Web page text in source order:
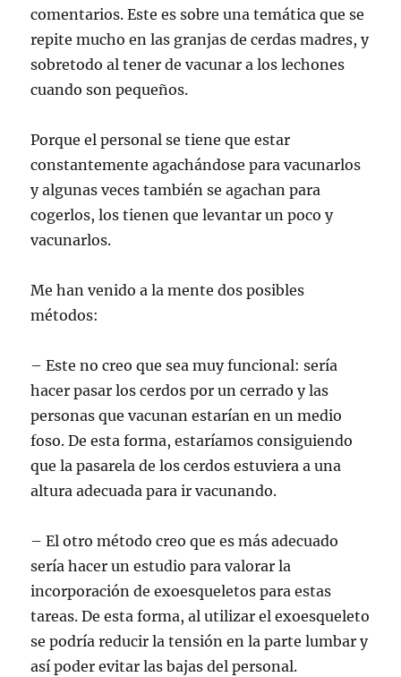
cancerígenos.
comentarios. Este es sobre una temática que se
repite mucho en las granjas de cerdas madres, y
sobretodo al tener de vacunar a los lechones
cuando son pequeños.
Porque el personal se tiene que estar
constantemente agachándose para vacunarlos
y algunas veces también se agachan para
cogerlos, los tienen que levantar un poco y
vacunarlos.
Me han venido a la mente dos posibles
métodos:
– Este no creo que sea muy funcional: sería
hacer pasar los cerdos por un cerrado y las
personas que vacunan estarían en un medio
foso. De esta forma, estaríamos consiguiendo
que la pasarela de los cerdos estuviera a una
altura adecuada para ir vacunando.
– El otro método creo que es más adecuado
sería hacer un estudio para valorar la
incorporación de exoesqueletos para estas
tareas. De esta forma, al utilizar el exoesqueleto
se podría reducir la tensión en la parte lumbar y
así poder evitar las bajas del personal.